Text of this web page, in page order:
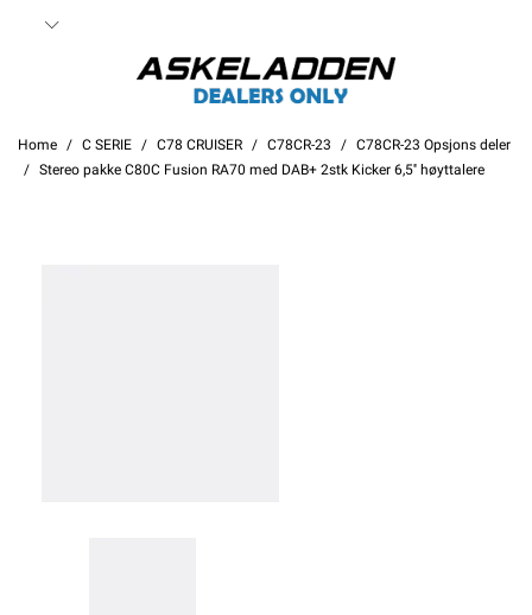
Home C SERIE C78 CRUISER C78CR-23
C78CR-23 Opsjons deler
Stereo pakke C80C Fusion RA70 med DAB+ 2stk Kicker 6,5'' høyttalere